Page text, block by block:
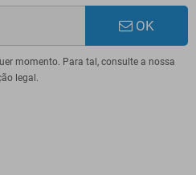
OK
momento. Para tal, consulte a nossa
legal.